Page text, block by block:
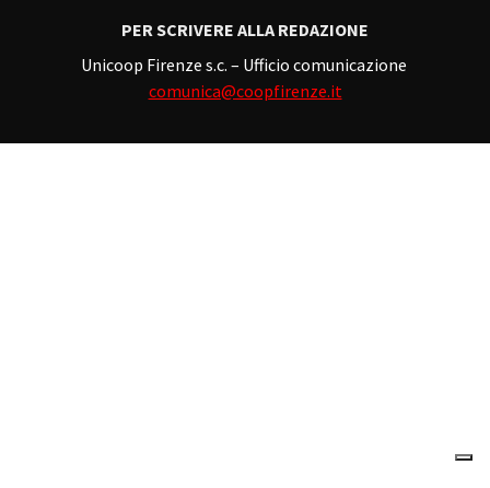
PER SCRIVERE ALLA REDAZIONE
Unicoop Firenze s.c. – Ufficio comunicazione
comunica@coopfirenze.it